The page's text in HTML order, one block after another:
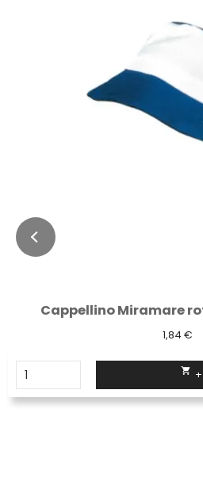
Cappellino Miramare
1,84 €
